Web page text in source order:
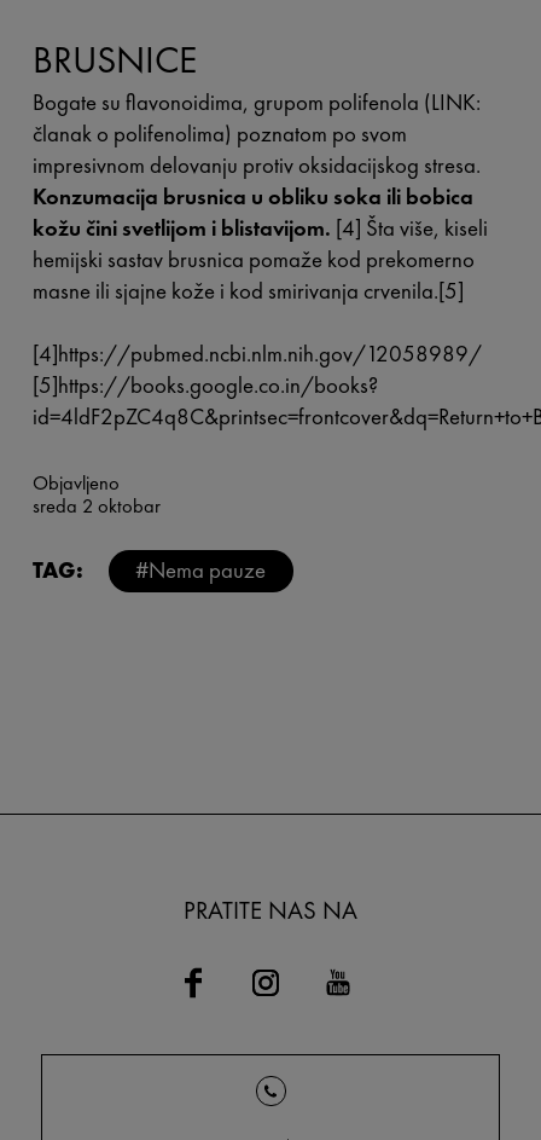
BRUSNICE
Bogate su flavonoidima, grupom polifenola (LINK:
članak o polifenolima) poznatom po svom
impresivnom delovanju protiv oksidacijskog stresa.
Konzumacija brusnica u obliku soka ili bobica
kožu čini svetlijom i blistavijom. [4] Šta više, kiseli
hemijski sastav brusnica pomaže kod prekomerno
masne ili sjajne kože i kod smirivanja crvenila.[5]
[4]https://pubmed.ncbi.nlm.nih.gov/12058989/
[5]https://books.google.co.in/books?
Objavljeno
sreda 2 oktobar
TAG: #Nema pauze
PRATITE NAS NA